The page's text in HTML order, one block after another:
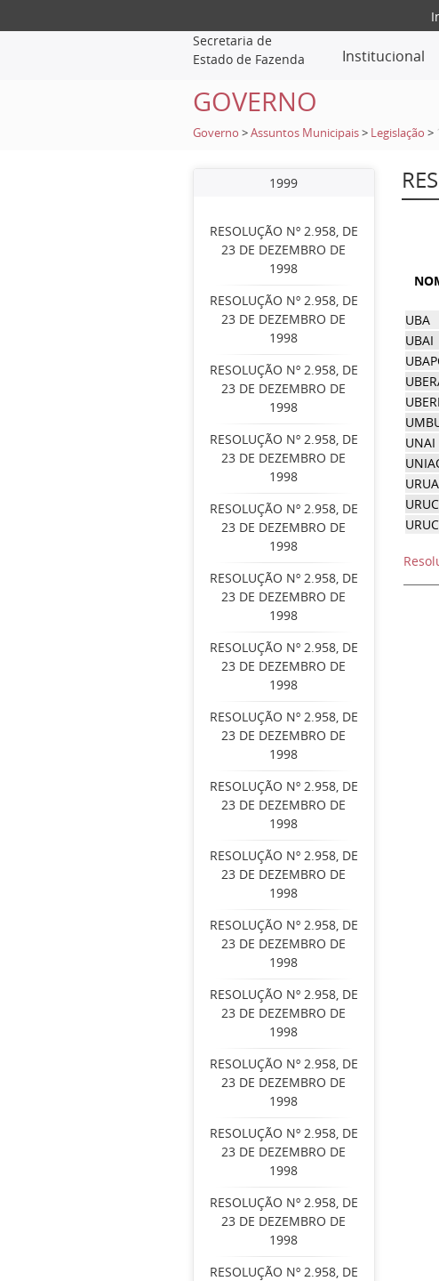
Secretaria de
Estado de Fazenda
Institucional
GOVERNO
Governo >Assuntos Municipais > Legislação >
1999
RESOLUÇÃO Nº 2.958, DE
23 DE DEZEMBRO DE
1998
RESOLUÇÃO Nº 2.958, DE
23 DE DEZEMBRO DE
1998
RESOLUÇÃO Nº 2.958, DE
23 DE DEZEMBRO DE
1998
RESOLUÇÃO Nº 2.958, DE
23 DE DEZEMBRO DE
1998
RESOLUÇÃO Nº 2.958, DE
23 DE DEZEMBRO DE
1998
RESOLUÇÃO Nº 2.958, DE
23 DE DEZEMBRO DE
1998
RESOLUÇÃO Nº 2.958, DE
23 DE DEZEMBRO DE
1998
RESOLUÇÃO Nº 2.958, DE
23 DE DEZEMBRO DE
1998
RESOLUÇÃO Nº 2.958, DE
23 DE DEZEMBRO DE
1998
RESOLUÇÃO Nº 2.958, DE
23 DE DEZEMBRO DE
1998
RESOLUÇÃO Nº 2.958, DE
23 DE DEZEMBRO DE
1998
RESOLUÇÃO Nº 2.958, DE
23 DE DEZEMBRO DE
1998
RESOLUÇÃO Nº 2.958, DE
23 DE DEZEMBRO DE
1998
RESOLUÇÃO Nº 2.958, DE
23 DE DEZEMBRO DE
1998
RESOLUÇÃO Nº 2.958, DE
23 DE DEZEMBRO DE
1998
RESOLUÇÃO Nº 2.958, DE
UBA
UBAI
UNAI